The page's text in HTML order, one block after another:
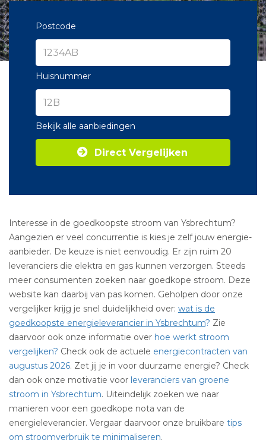
Postcode
Huisnummer
Bekijk alle aanbiedingen
Direct Vergelijken
Interesse in de goedkoopste stroom van Ysbrechtum?
Aangezien er veel concurrentie is kies je zelf jouw energie-
aanbieder. De keuze is niet eenvoudig. Er zijn ruim 20
leveranciers die elektra en gas kunnen verzorgen. Steeds
meer consumenten zoeken naar goedkope stroom. Deze
website kan daarbij van pas komen. Geholpen door onze
vergelijker krijg je snel duidelijkheid over: wat is de
goedkoopste energieleverancier in Ysbrechtum? Zie
daarvoor ook onze informatie over hoe werkt stroom
vergelijken? Check ook de actuele energiecontracten van
augustus 2026. Zet jij je in voor duurzame energie? Check
dan ook onze motivatie voor leveranciers van groene
stroom in Ysbrechtum. Uiteindelijk zoeken we naar
manieren voor een goedkope nota van de
energieleverancier. Vergaar daarvoor onze bruikbare tips
om stroomverbruik te minimaliseren.